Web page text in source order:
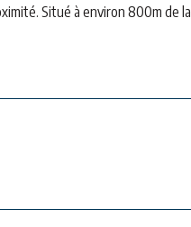
Situé à environ 800m de la